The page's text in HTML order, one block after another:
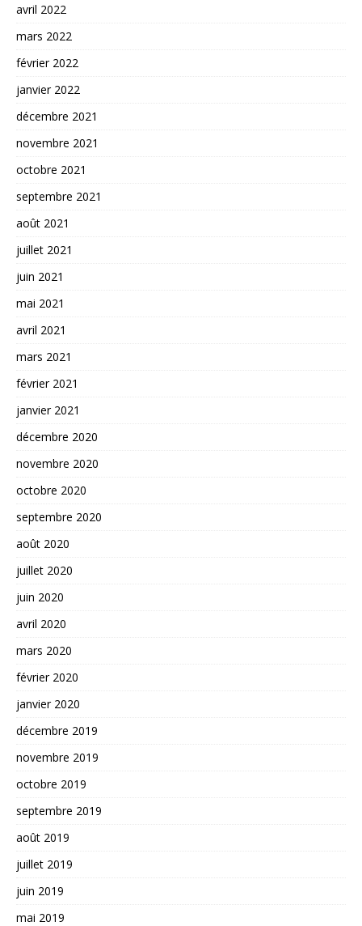
avril 2022
mars 2022
février 2022
janvier 2022
décembre 2021
novembre 2021
octobre 2021
septembre 2021
août 2021
juillet 2021
juin 2021
mai 2021
avril 2021
mars 2021
février 2021
janvier 2021
décembre 2020
novembre 2020
octobre 2020
septembre 2020
août 2020
juillet 2020
juin 2020
avril 2020
mars 2020
février 2020
janvier 2020
décembre 2019
novembre 2019
octobre 2019
septembre 2019
août 2019
juillet 2019
juin 2019
mai 2019